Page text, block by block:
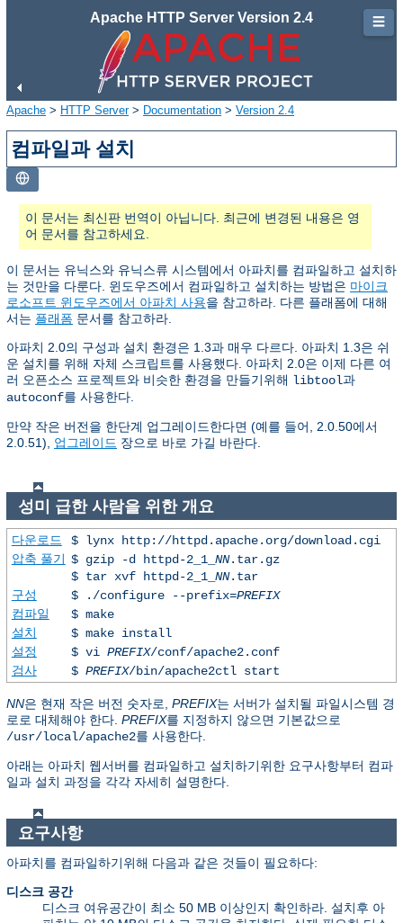
Apache HTTP Server Version 2.4
Apache > HTTP Server> Documentation > Version 2.4
컴파일과 설치
이 문서는 최신판 번역이 아닙니다. 최근에 변경된 내용은 영
어 문서를 참고하세요.
이 문서는 유닉스와 유닉스류 시스템에서 아파치를 컴파일하고 설치하
는 것만을 다룬다. 윈도우즈에서 컴파일하고 설치하는 방법은 마이크
로소프트 윈도우즈에서 아파치 사용을 참고하라. 다른 플래폼에 대해
서는 플래폼 문서를 참고하라.
아파치 2.0의 구성과 설치 환경은 1.3과 매우 다르다. 아파치 1.3은 쉬
운 설치를 위해 자체 스크립트를 사용했다. 아파치 2.0은 이제 다른 여
러 오픈소스 프로젝트와 비슷한 환경을 만들기위해 libtool과
autoconf를 사용한다.
만약 작은 버전을 한단계 업그레이드한다면 (예를 들어, 2.0.50에서
2.0.51), 업그레이드 장으로 바로 가길 바란다.
성미 급한 사람을 위한 개요
다운로드
$ lynx http://httpd.apache.org/download.cgi
압축 풀기 $ gzip -d httpd-2_1_ NN.tar.gz
$ tar xvf httpd-2_1_ NN.tar
구성
$ ./configure --prefix=PREFIX
컴파일
$ make
설치
$ make install
설정
$ vi PREFIX/conf/apache2.conf
검사
$ PREFIX/bin/apache2ctl start
NN은 현재 작은 버전 숫자로, PREFIX는 서버가 설치될 파일시스템 경
로로 대체해야 한다. PREFIX를 지정하지 않으면 기본값으로
/usr/local/apache2를 사용한다.
아래는 아파치 웹서버를 컴파일하고 설치하기위한 요구사항부터 컴파
일과 설치 과정을 각각 자세히 설명한다.
요구사항
아파치를 컴파일하기위해 다음과 같은 것들이 필요하다:
디스크 공간
디스크 여유공간이 최소 50 MB 이상인지 확인하라. 설치후 아
☰